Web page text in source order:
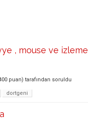
, mouse ve izleme
puan) tarafından soruldu
dortgeni